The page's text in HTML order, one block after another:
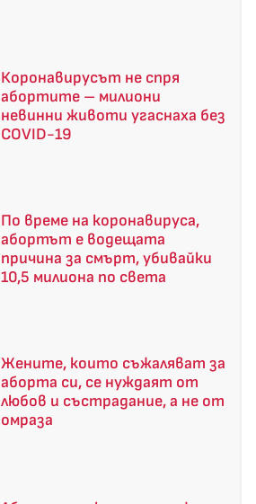
Коронавирусът не спря
абортите – милиони
невинни животи угаснаха без
COVID-19
По време на коронавируса,
абортът е водещата
причина за смърт, убивайки
10,5 милиона по света
Жените, които съжаляват за
аборта си, се нуждаят от
любов и състрадание, а не от
омраза